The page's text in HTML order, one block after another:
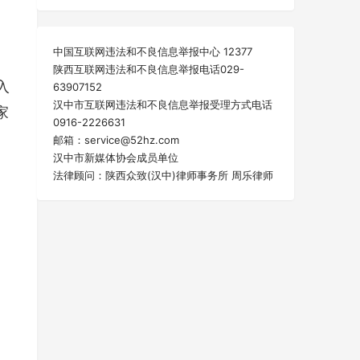
中国互联网违法和不良信息举报中心 12377
陕西互联网违法和不良信息举报电话029-
63907152
汉中市互联网违法和不良信息举报受理方式电话
0916-2226631
邮箱：service@52hz.com
汉中市新媒体协会成员单位
法律顾问：陕西众致(汉中)律师事务所 周乐律师